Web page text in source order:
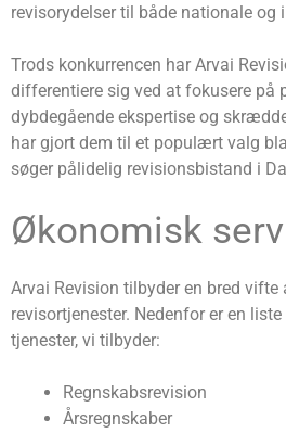
revisorydelser til både nationale og
Trods konkurrencen har Arvai
differentiere sig ved at fokusere på
dybdegående ekspertise og
har gjort dem til et populært valg
søger pålidelig revisionsbistand i
Økonomisk
Arvai Revision tilbyder en bred
revisortjenester. Nedenfor er en
tjenester, vi tilbyder:
Regnskabsrevision
Årsregnskaber